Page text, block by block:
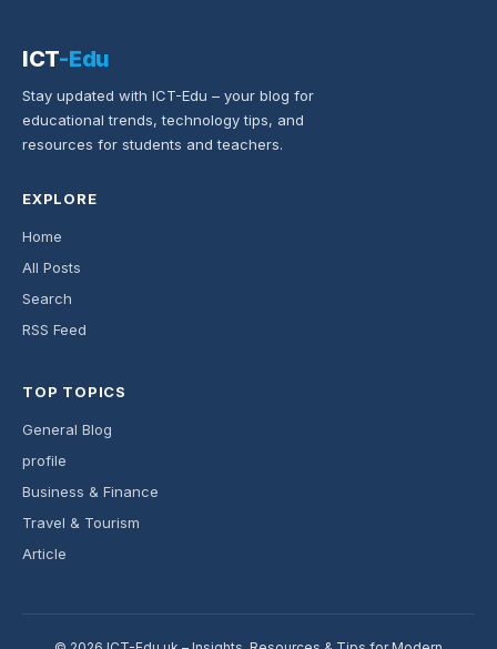
ICT-Edu
Stay updated with ICT-Edu – your blog for
educational trends, technology tips, and
resources for students and teachers.
EXPLORE
Home
All Posts
Search
RSS Feed
TOP TOPICS
General Blog
profile
Business & Finance
Travel & Tourism
Article